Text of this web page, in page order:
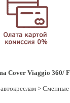
Cover Viaggio 360/
> Сменные